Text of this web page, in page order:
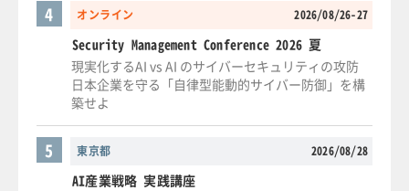
オンライン 2026/08/26-27
4
Security Management Conference 2026 夏
現実化するAI vs AI のサイバーセキュリティの攻防
日本企業を守る「自律型能動的サイバー防御」を構
築せよ
東京都 2026/08/28
5
AI産業戦略 実践講座